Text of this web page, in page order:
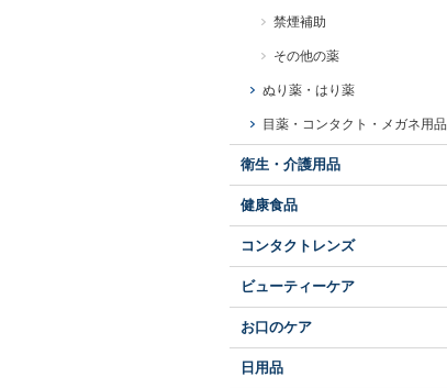
禁煙補助
その他の薬
ぬり薬・はり薬
目薬・コンタクト・メガネ用品
衛生・介護用品
健康食品
コンタクトレンズ
ビューティーケア
お口のケア
日用品